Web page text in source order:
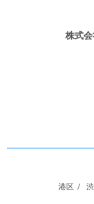
株式
港区